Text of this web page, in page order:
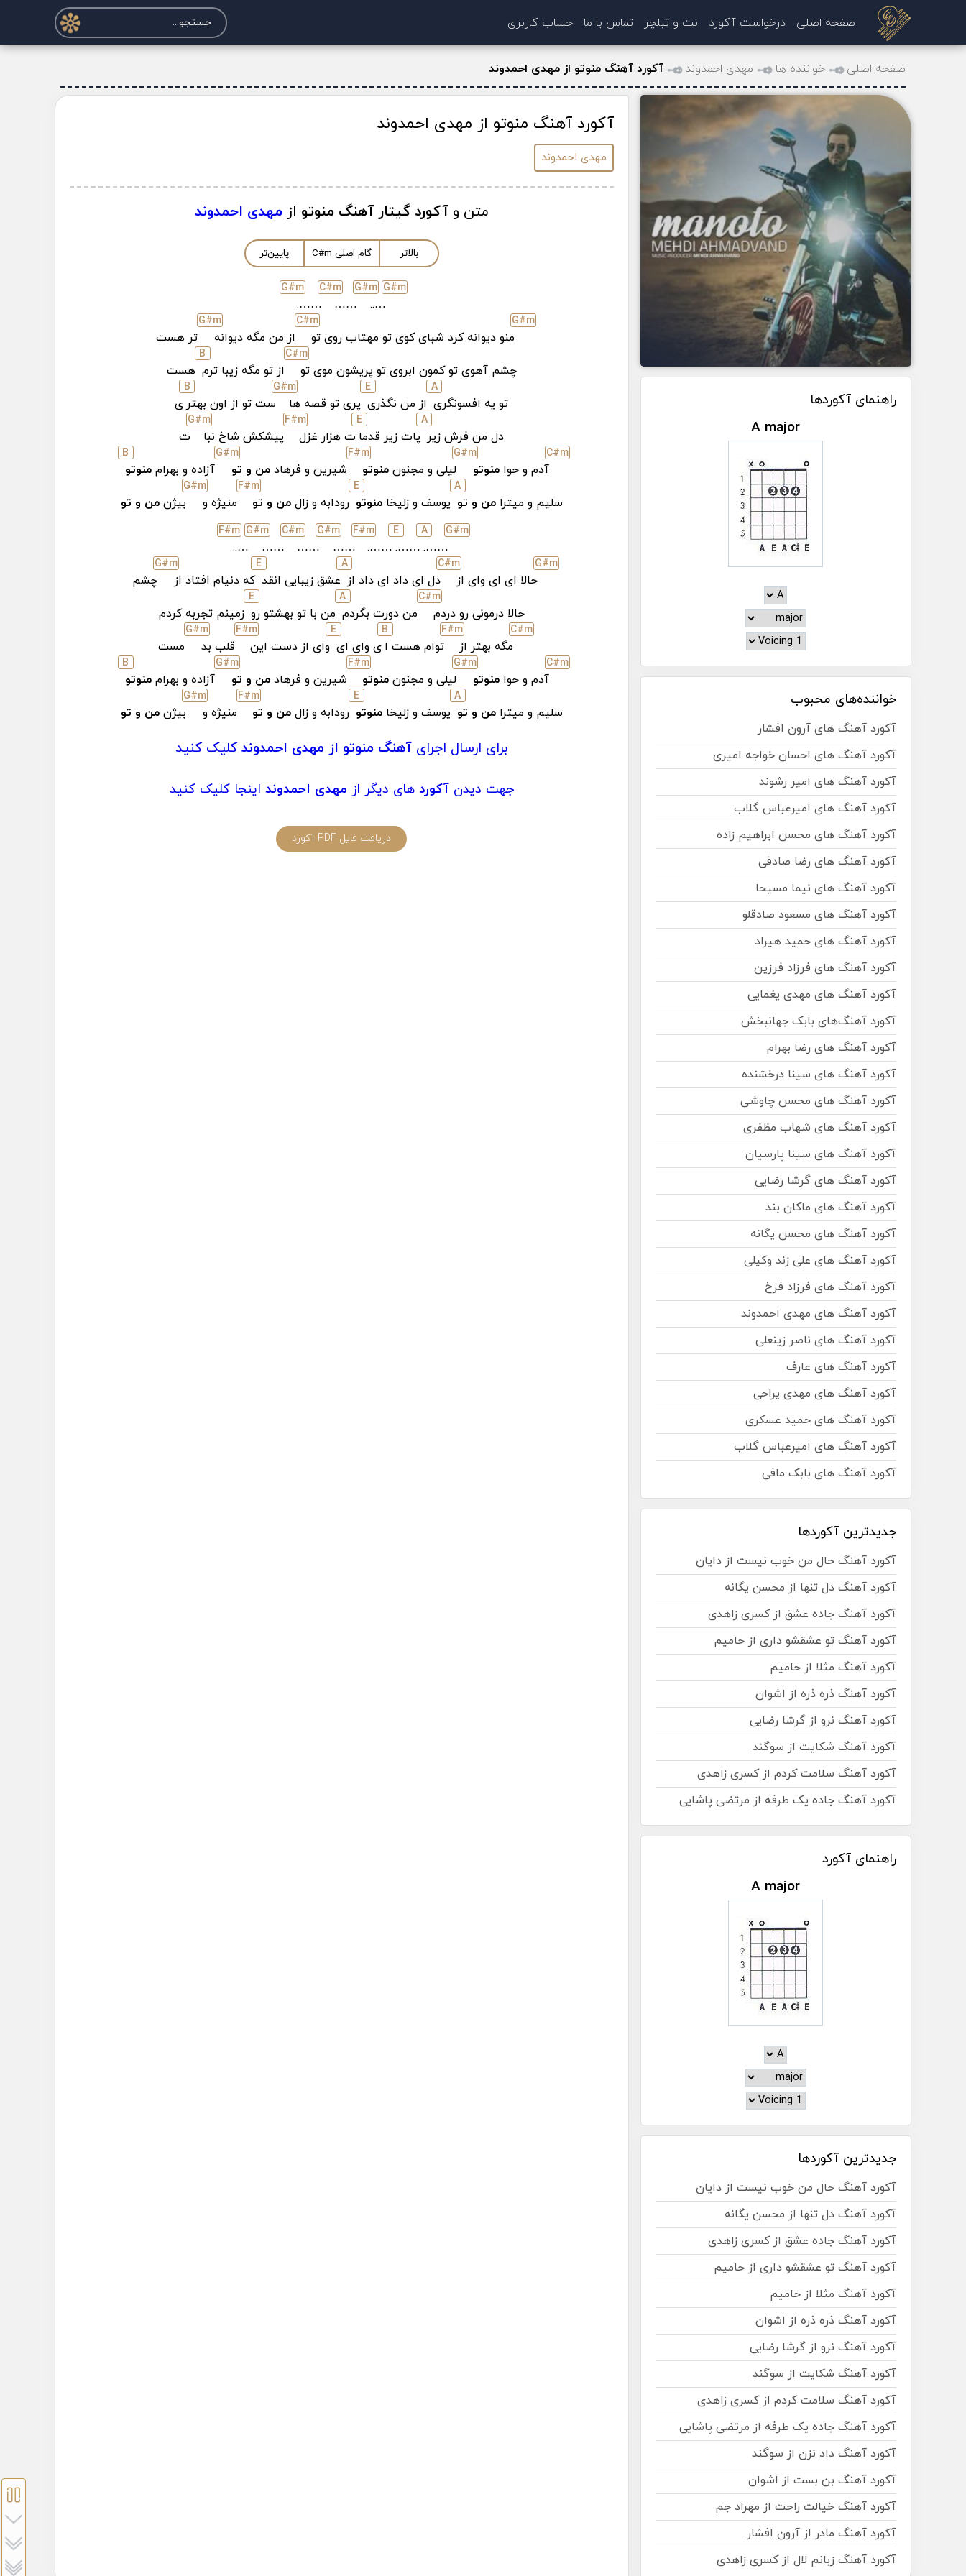
صفحه اصلی درخواست آکورد نت و تبلچر تماس با ما حساب کاربری
صفحه اصلی خواننده ها مهدی احمدوند آکورد آهنگ منوتو از مهدی احمدوند
راهنمای آکوردها
A major
خواننده‌های محبوب
آکورد آهنگ های آرون افشار
آکورد آهنگ های احسان خواجه امیری
آکورد آهنگ های امیر رشوند
آکورد آهنگ های امیرعباس گلاب
آکورد آهنگ های محسن ابراهیم زاده
آکورد آهنگ های رضا صادقی
آکورد آهنگ های نیما مسیحا
آکورد آهنگ های مسعود صادقلو
آکورد آهنگ های حمید هیراد
آکورد آهنگ های فرزاد فرزین
آکورد آهنگ های مهدی یغمایی
آکورد آهنگ‌های بابک جهانبخش
آکورد آهنگ های رضا بهرام
آکورد آهنگ های سینا درخشنده
آکورد آهنگ های محسن چاوشی
آکورد آهنگ های شهاب مظفری
آکورد آهنگ های سینا پارسیان
آکورد آهنگ های گرشا رضایی
آکورد آهنگ های ماکان بند
آکورد آهنگ های محسن یگانه
آکورد آهنگ های علی زند وکیلی
آکورد آهنگ های فرزاد فرخ
آکورد آهنگ های مهدی احمدوند
آکورد آهنگ های ناصر زینعلی
آکورد آهنگ های عارف
آکورد آهنگ های مهدی یراحی
آکورد آهنگ های حمید عسکری
آکورد آهنگ های امیرعباس گلاب
آکورد آهنگ های بابک مافی
جدیدترین آکوردها
آکورد آهنگ حال من خوب نیست از دایان
آکورد آهنگ دل تنها از محسن یگانه
آکورد آهنگ جاده عشق از کسری زاهدی
آکورد آهنگ تو عشقشو داری از حامیم
آکورد آهنگ مثلا از حامیم
آکورد آهنگ ذره ذره از اشوان
آکورد آهنگ نرو از گرشا رضایی
آکورد آهنگ شکایت از سوگند
آکورد آهنگ سلامت کردم از کسری زاهدی
آکورد آهنگ جاده یک طرفه از مرتضی پاشایی
راهنمای آکورد
A major
جدیدترین آکوردها
آکورد آهنگ حال من خوب نیست از دایان
آکورد آهنگ دل تنها از محسن یگانه
آکورد آهنگ جاده عشق از کسری زاهدی
آکورد آهنگ تو عشقشو داری از حامیم
آکورد آهنگ مثلا از حامیم
آکورد آهنگ ذره ذره از اشوان
آکورد آهنگ نرو از گرشا رضایی
آکورد آهنگ شکایت از سوگند
آکورد آهنگ سلامت کردم از کسری زاهدی
آکورد آهنگ جاده یک طرفه از مرتضی پاشایی
آکورد آهنگ داد نزن از سوگند
آکورد آهنگ بن بست از اشوان
آکورد آهنگ خیالت راحت از مهراد جم
آکورد آهنگ مادر از آرون افشار
آکورد آهنگ زبانم لال از کسری زاهدی
آکورد آهنگ منوتو از مهدی احمدوند
مهدی احمدوند
متن وآکورد گیتار آهنگ منوتو ازمهدی احمدوند
بالاتر گام اصلی C#m پایین‌تر
G#m
…..
G#m
……
C#m
…….
G#m
G#m
منو دیوانه کرد شبای کوی تو مهتاب روی تو
C#m
از من مگه دیوانه
G#m
تر هست
چشم آهوی تو کمون ابروی تو پریشون موی تو
C#m
از تو مگه زیبا ترم
B
هست
تو یه افسونگری
A
از من نگذری
E
پری تو قصه ها
G#m
ست تو از اون بهتر
B
ی
دل من فرش زیر
A
پات زیر قدما
E
ت هزار غزل
F#m
پیشکش شاخ نبا
G#m
ت
C#m
آدم و حوامنوتو
G#m
لیلی و مجنونمنوتو
F#m
شیرین و فرهادمن و تو
G#m
آزاده و بهراممنوتو
B
سلیم و میترامن و تو
A
یوسف و زلیخامنوتو
E
رودابه و زالمن و تو
F#m
منیژه و
G#m
بیژنمن و تو
G#m
…….
A
…….
E
…….
F#m
……
G#m
……
C#m
……
G#m
…..
F#m
G#m
حالا ای ای وای از
C#m
دل ای داد ای داد از
A
عشق زیبایی انقد
E
که دنیام افتاد از
G#m
چشم
حالا درمونی رو دردم
C#m
من دورت بگردم
A
من با تو بهشتو رو
E
زمینم تجربه کردم
C#m
مگه بهتر از
F#m
توام هست ا
B
ی وای ای
E
وای از دست این
F#m
قلب بد
G#m
مست
C#m
آدم و حوامنوتو
G#m
لیلی و مجنونمنوتو
F#m
شیرین و فرهادمن و تو
G#m
آزاده و بهراممنوتو
B
سلیم و میترامن و تو
A
یوسف و زلیخامنوتو
E
رودابه و زالمن و تو
F#m
منیژه و
G#m
بیژنمن و تو
برای ارسال اجرای آهنگ منوتو از مهدی احمدوندکلیک کنید
جهت دیدنآکورد های دیگر از مهدی احمدوند اینجا کلیک کنید
دریافت فایل PDF آکورد